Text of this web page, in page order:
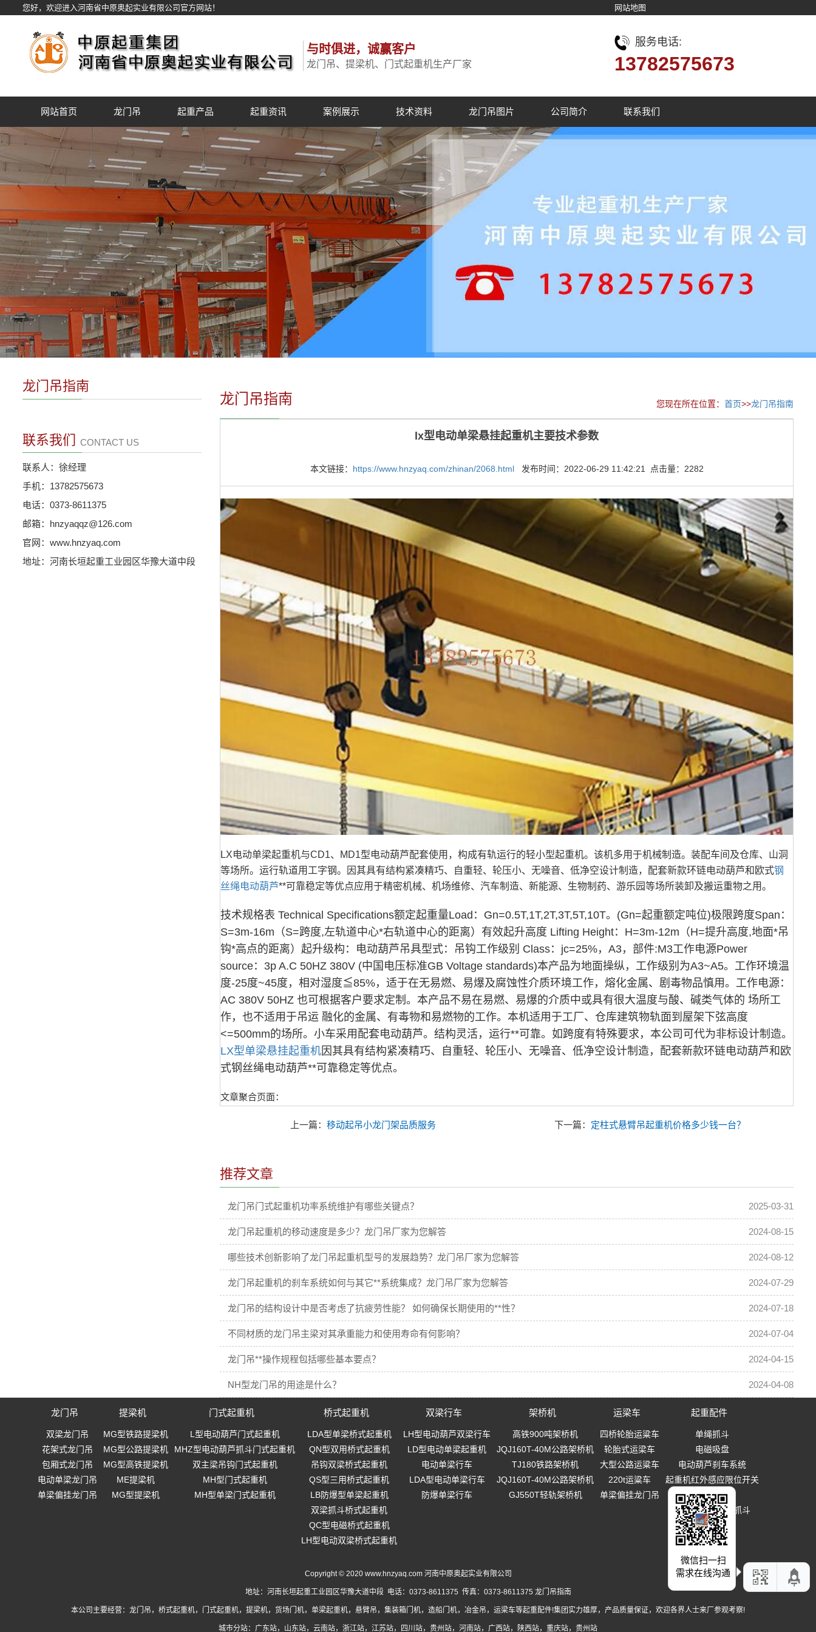
您好，欢迎进入河南省中原奥起实业有限公司官方网站！ 网站地图
与时俱进，诚赢客户
龙门吊、提梁机、门式起重机生产厂家
服务电话:
13782575673
网站首页 龙门吊 起重产品 起重资讯 案例展示 技术资料 龙门吊图片 公司简介 联系我们
龙门吊指南 您现在所在位置： 首页>>龙门吊指南
lx型电动单梁悬挂起重机主要技术参数
本文链接： https://www.hnzyaq.com/zhinan/2068.html发布时间：2022-06-29 11:42:21 点击量：2282
LX电动单梁起重机与CD1、MD1型电动葫芦配套使用，构成有轨运行的轻小型起重机。该机多用于机械制造。装配车间及仓库、山洞
等场所。运行轨道用工字钢。因其具有结构紧凑精巧、自重轻、轮压小、无噪音、低净空设计制造，配套新款环链电动葫芦和欧式钢
丝绳电动葫芦**可靠稳定等优点应用于精密机械、机场维修、汽车制造、新能源、生物制药、游乐园等场所装卸及搬运重物之用。
技术规格表 Technical Specifications额定起重量Load：Gn=0.5T,1T,2T,3T,5T,10T。(Gn=起重额定吨位)极限跨度Span：
S=3m-16m（S=跨度,左轨道中心*右轨道中心的距离）有效起升高度 Lifting Height：H=3m-12m（H=提升高度,地面*吊
钩*高点的距离）起升级构：电动葫芦吊具型式：吊钩工作级别 Class：jc=25%，A3，部件:M3工作电源Power
source：3p A.C 50HZ 380V (中国电压标准GB Voltage standards)本产品为地面操纵，工作级别为A3~A5。工作环境温
度-25度~45度，相对湿度≦85%，适于在无易燃、易爆及腐蚀性介质环境工作，熔化金属、剧毒物品慎用。工作电源：
AC 380V 50HZ 也可根据客户要求定制。本产品不易在易燃、易爆的介质中或具有很大温度与酸、碱类气体的 场所工
作，也不适用于吊运 融化的金属、有毒物和易燃物的工作。本机适用于工厂、仓库建筑物轨面到屋架下弦高度
<=500mm的场所。小车采用配套电动葫芦。结构灵活，运行**可靠。如跨度有特殊要求，本公司可代为非标设计制造。
LX型单梁悬挂起重机因其具有结构紧凑精巧、自重轻、轮压小、无噪音、低净空设计制造，配套新款环链电动葫芦和欧
式钢丝绳电动葫芦**可靠稳定等优点。
文章聚合页面：
上一篇：移动起吊小龙门架品质服务 下一篇： 定柱式悬臂吊起重机价格多少钱一台？
推荐文章
龙门吊门式起重机功率系统维护有哪些关键点？ 2025-03-31
龙门吊起重机的移动速度是多少？龙门吊厂家为您解答 2024-08-15
哪些技术创新影响了龙门吊起重机型号的发展趋势？龙门吊厂家为您解答 2024-08-12
龙门吊起重机的刹车系统如何与其它**系统集成？龙门吊厂家为您解答 2024-07-29
龙门吊的结构设计中是否考虑了抗疲劳性能？ 如何确保长期使用的**性？ 2024-07-18
不同材质的龙门吊主梁对其承重能力和使用寿命有何影响？ 2024-07-04
龙门吊**操作规程包括哪些基本要点？ 2024-04-15
NH型龙门吊的用途是什么？ 2024-04-08
龙门吊指南
联系我们 CONTACT US
联系人：徐经理
手机：13782575673
电话：0373-8611375
邮箱：hnzyaqqz@126.com
官网：www.hnzyaq.com
地址：河南长垣起重工业园区华豫大道中段
龙门吊
双梁龙门吊
花架式龙门吊
包厢式龙门吊
电动单梁龙门吊
单梁偏挂龙门吊
提梁机
MG型铁路提梁机
MG型公路提梁机
MG型高铁提梁机
ME提梁机
MG型提梁机
门式起重机
L型电动葫芦门式起重机
MHZ型电动葫芦抓斗门式起重机
双主梁吊钩门式起重机
MH型门式起重机
MH型单梁门式起重机
桥式起重机
LDA型单梁桥式起重机
QN型双用桥式起重机
吊钩双梁桥式起重机
QS型三用桥式起重机
LB防爆型单梁起重机
双梁抓斗桥式起重机
QC型电磁桥式起重机
LH型电动双梁桥式起重机
双梁行车
LH型电动葫芦双梁行车
LD型电动单梁起重机
电动单梁行车
LDA型电动单梁行车
防爆单梁行车
架桥机
高铁900吨架桥机
JQJ160T-40M公路架桥机
TJ180铁路架桥机
JQJ160T-40M公路架桥机
GJ550T轻轨架桥机
运梁车
四桥轮胎运粱车
轮胎式运梁车
大型公路运粱车
220t运粱车
单梁偏挂龙门吊
起重配件
单绳抓斗
电磁吸盘
电动葫芦刹车系统
起重机红外感应限位开关
起重吊钩
多瓣式机械设备抓斗
微信扫一扫
需求在线沟通
Copyright © 2020 www.hnzyaq.com 河南中原奥起实业有限公司
地址：河南长垣起重工业园区华豫大道中段 电话：0373-8611375 传真：0373-8611375 龙门吊指南
本公司主要经营： 龙门吊 ， 桥式起重机， 门式起重机，提梁机，货场门机，单梁起重机，悬臂吊，集装箱门机，造船门机，冶金吊，运梁车等起重配件!集团实力雄厚，产品质量保证，欢迎各界人士来厂参观考察!
城市分站： 广东站， 山东站， 云南站， 浙江站， 江苏站， 四川站， 贵州站， 河南站， 广西站， 陕西站， 重庆站， 贵州站